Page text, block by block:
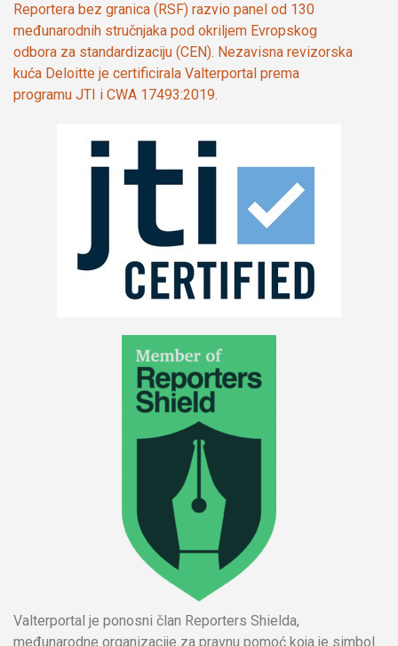
Reportera bez granica (RSF) razvio panel od 130
međunarodnih stručnjaka pod okriljem Evropskog
odbora za standardizaciju (CEN). Nezavisna revizorska
kuća Deloitte je certificirala Valterportal prema
programu JTI i CWA 17493:2019.
Valterportal je ponosni član Reporters Shielda,
međunarodne organizacije za pravnu pomoć koja je simbol